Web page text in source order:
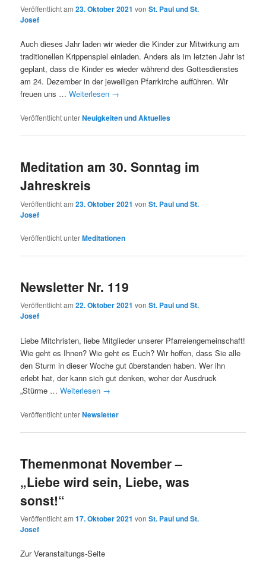
Veröffentlicht am23. Oktober 2021 vonSt. Paul und St.
Josef
Auch dieses Jahr laden wir wieder die Kinder zur Mitwirkung am
traditionellen Krippenspiel einladen. Anders als im letzten Jahr ist
geplant, dass die Kinder es wieder während des Gottesdienstes
am 24. Dezember in der jeweiligen Pfarrkirche aufführen. Wir
freuen uns …Weiterlesen →
Veröffentlicht unterNeuigkeiten und Aktuelles
Meditation am 30. Sonntag im
Jahreskreis
Veröffentlicht am23. Oktober 2021 vonSt. Paul und St.
Josef
Veröffentlicht unterMeditationen
Newsletter Nr. 119
Veröffentlicht am22. Oktober 2021 vonSt. Paul und St.
Josef
Liebe Mitchristen, liebe Mitglieder unserer Pfarreiengemeinschaft!
Wie geht es Ihnen? Wie geht es Euch? Wir hoffen, dass Sie alle
den Sturm in dieser Woche gut überstanden haben. Wer ihn
erlebt hat, der kann sich gut denken, woher der Ausdruck
„Stürme …Weiterlesen →
Veröffentlicht unterNewsletter
Themenmonat November –
„Liebe wird sein, Liebe, was
sonst!“
Veröffentlicht am17. Oktober 2021 vonSt. Paul und St.
Josef
Zur Veranstaltungs-Seite